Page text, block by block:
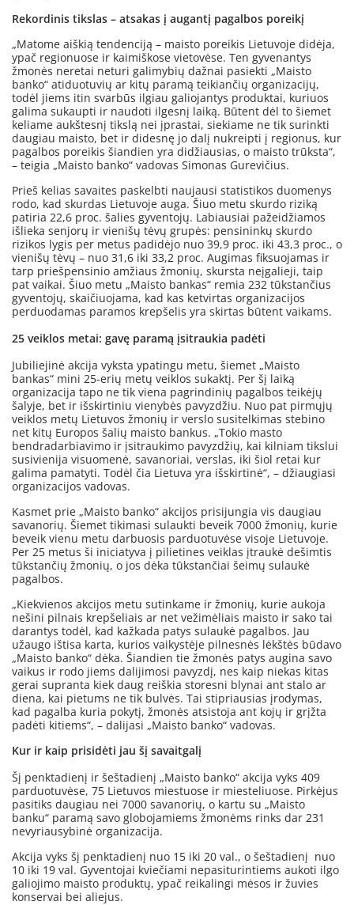
Rekordinis tikslas – atsakas į augantį pagalbos poreikį
„Matome aiškią tendenciją – maisto poreikis Lietuvoje didėja,
ypač regionuose ir kaimiškose vietovėse. Ten gyvenantys
žmonės neretai neturi galimybių dažnai pasiekti „Maisto
banko“ atiduotuvių ar kitų paramą teikiančių organizacijų,
todėl jiems itin svarbūs ilgiau galiojantys produktai, kuriuos
galima sukaupti ir naudoti ilgesnį laiką. Būtent dėl to šiemet
keliame aukštesnį tikslą nei įprastai, siekiame ne tik surinkti
daugiau maisto, bet ir didesnę jo dalį nukreipti į regionus, kur
pagalbos poreikis šiandien yra didžiausias, o maisto trūksta“,
– teigia „Maisto banko“ vadovas Simonas Gurevičius.
Prieš kelias savaites paskelbti naujausi statistikos duomenys
rodo, kad skurdas Lietuvoje auga. Šiuo metu skurdo riziką
patiria 22,6 proc. šalies gyventojų. Labiausiai pažeidžiamos
išlieka senjorų ir vienišų tėvų grupės: pensininkų skurdo
rizikos lygis per metus padidėjo nuo 39,9 proc. iki 43,3 proc., o
vienišų tėvų – nuo 31,6 iki 33,2 proc. Augimas fiksuojamas ir
tarp priešpensinio amžiaus žmonių, skursta neįgalieji, taip
pat vaikai. Šiuo metu „Maisto bankas“ remia 232 tūkstančius
gyventojų, skaičiuojama, kad kas ketvirtas organizacijos
perduodamas paramos krepšelis yra skirtas būtent vaikams.
25 veiklos metai: gavę paramą įsitraukia padėti
Jubiliejinė akcija vyksta ypatingu metu, šiemet „Maisto
bankas“ mini 25-erių metų veiklos sukaktį. Per šį laiką
organizacija tapo ne tik viena pagrindinių pagalbos teikėjų
šalyje, bet ir išskirtiniu vienybės pavyzdžiu. Nuo pat pirmųjų
veiklos metų Lietuvos žmonių ir verslo susitelkimas stebino
net kitų Europos šalių maisto bankus. „Tokio masto
bendradarbiavimo ir įsitraukimo pavyzdžių, kai kilniam tikslui
susivienija visuomenė, savanoriai, verslas, iki šiol retai kur
galima pamatyti. Todėl čia Lietuva yra išskirtinė“, – džiaugiasi
organizacijos vadovas.
Kasmet prie „Maisto banko“ akcijos prisijungia vis daugiau
savanorių. Šiemet tikimasi sulaukti beveik 7000 žmonių, kurie
beveik vienu metu darbuosis parduotuvėse visoje Lietuvoje.
Per 25 metus ši iniciatyva į pilietines veiklas įtraukė dešimtis
tūkstančių žmonių, o jos dėka tūkstančiai šeimų sulaukė
pagalbos.
„Kiekvienos akcijos metu sutinkame ir žmonių, kurie aukoja
nešini pilnais krepšeliais ar net vežimėliais maisto ir sako tai
darantys todėl, kad kažkada patys sulaukė pagalbos. Jau
užaugo ištisa karta, kurios vaikystėje pilnesnės lėkštės būdavo
„Maisto banko“ dėka. Šiandien tie žmonės patys augina savo
vaikus ir rodo jiems dalijimosi pavyzdį, nes kaip niekas kitas
gerai supranta kiek daug reiškia storesni blynai ant stalo ar
diena, kai pietums ne tik bulvės. Tai stipriausias įrodymas,
kad pagalba kuria pokytį, žmonės atsistoja ant kojų ir grįžta
padėti kitiems“, – dalijasi „Maisto banko“ vadovas.
Kur ir kaip prisidėti jau šį savaitgalį
Šį penktadienį ir šeštadienį „Maisto banko“ akcija vyks 409
parduotuvėse, 75 Lietuvos miestuose ir miesteliuose. Pirkėjus
pasitiks daugiau nei 7000 savanorių, o kartu su „Maisto
banku“ paramą savo globojamiems žmonėms rinks dar 231
nevyriausybinė organizacija.
Akcija vyks šį penktadienį nuo 15 iki 20 val., o šeštadienį nuo
10 iki 19 val. Gyventojai kviečiami nepasiturintiems aukoti ilgo
galiojimo maisto produktų, ypač reikalingi mėsos ir žuvies
konservai bei aliejus.